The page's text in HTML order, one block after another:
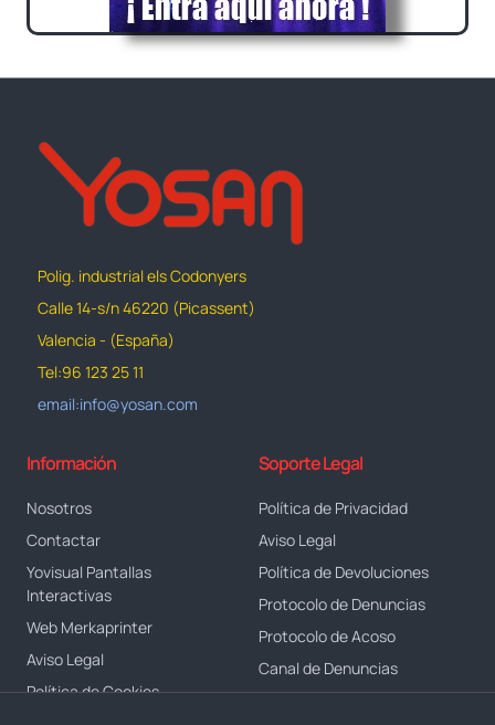
Polig. industrial els Codonyers
Calle 14-s/n 46220 (Picassent)
Valencia - (España)
Tel:96 123 25 11
email:info@yosan.com
Información
Nosotros
Contactar
Yovisual Pantallas
Interactivas
Web Merkaprinter
Aviso Legal
Política de Cookies
Soporte Legal
Política de Privacidad
Aviso Legal
Política de Devoluciones
Protocolo de Denuncias
Protocolo de Acoso
Canal de Denuncias